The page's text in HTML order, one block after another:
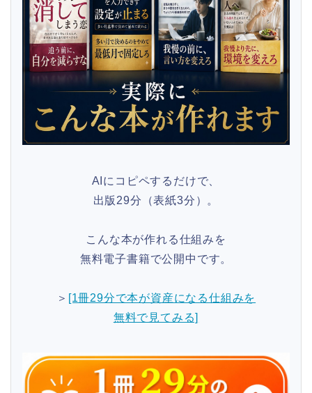
AIにコピペするだけで、
出版29分（表紙3分）。
こんな本が作れる仕組みを
無料電子書籍で公開中です。
＞ [1冊29分で本が資産になる仕組みを
無料で見てみる]